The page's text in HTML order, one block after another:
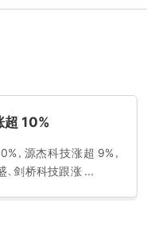
客户需求的确认，软硬件
主要管理人员和核心技术
贝尔实验室、朗讯中国研
尔阿尔卡特等。当然公司快
超 10%
，源杰科技涨超 9%，
、剑桥科技跟涨 ...